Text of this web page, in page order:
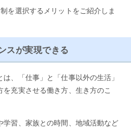
を選択するメリットをご紹介しま
スが実現できる
、「仕事」と「仕事以外の生活」
充実させる働き方、生き方のこ
学習、家族との時間、地域活動など